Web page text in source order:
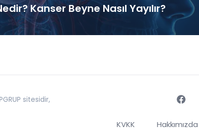
Kanser Beyne Nasıl Yayılır?
sitesidir,
KVKK Hakkımızda